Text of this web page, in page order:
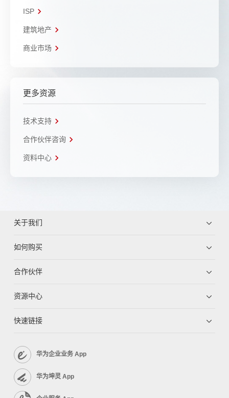
ISP
建筑地产
商业市场
更多资源
技术支持
合作伙伴咨询
资料中心
关于我们
如何购买
合作伙伴
资源中心
快速链接
华为企业业务 App
华为坤灵 App